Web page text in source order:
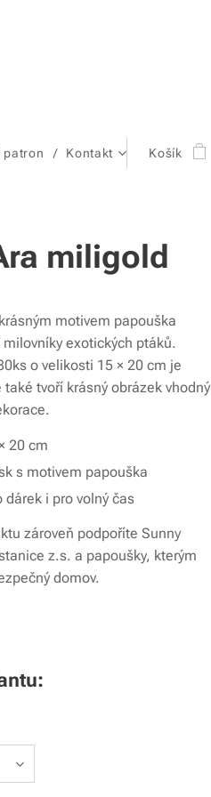
patron Kontakt Košík
miligold
motivem papouška
exotických ptáků.
o velikosti 15 × 20 cm je
tvoří krásný obrázek vhodný
20 cm
s motivem papouška
dárek i pro volný čas
zároveň podpoříte Sunny
z.s. a papoušky, kterým
domov.